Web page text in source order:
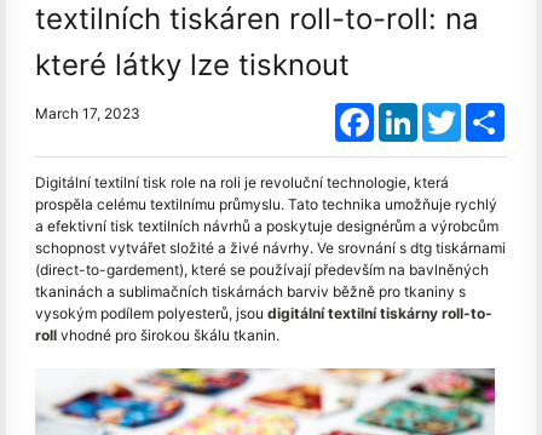
textilních tiskáren roll-to-roll: na
které látky lze tisknout
March 17, 2023 FacebookLinkedInTwitter
Digitální textilní tisk role na roli je revoluční technologie, která
prospěla celému textilnímu průmyslu. Tato technika umožňuje rychlý
a efektivní tisk textilních návrhů a poskytuje designérům a výrobcům
schopnost vytvářet složité a živé návrhy. Ve srovnání s dtg tiskárnami
(direct-to-gardement), které se používají především na bavlněných
tkaninách a sublimačních tiskárnách barviv běžně pro tkaniny s
vysokým podílem polyesterů, jsou digitální textilní tiskárny roll-to-
roll vhodné pro širokou škálu tkanin.